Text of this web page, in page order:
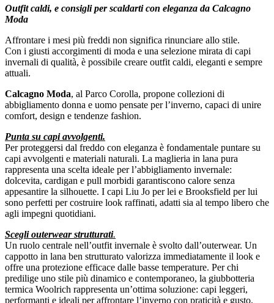
Outfit caldi, e consigli per scaldarti con eleganza da Calcagno
Moda
Affrontare i mesi più freddi non significa rinunciare allo stile.
Con i giusti accorgimenti di moda e una selezione mirata di capi
invernali di qualità, è possibile creare outfit caldi, eleganti e sempre
attuali.
Calcagno Moda, al Parco Corolla, propone collezioni di
abbigliamento donna e uomo pensate per l’inverno, capaci di unire
comfort, design e tendenze fashion.
Punta su capi avvolgenti.
Per proteggersi dal freddo con eleganza è fondamentale puntare su
capi avvolgenti e materiali naturali. La maglieria in lana pura
rappresenta una scelta ideale per l’abbigliamento invernale:
dolcevita, cardigan e pull morbidi garantiscono calore senza
appesantire la silhouette. I capi Liu Jo per lei e Brooksfield per lui
sono perfetti per costruire look raffinati, adatti sia al tempo libero che
agli impegni quotidiani.
Scegli outerwear strutturati.
Un ruolo centrale nell’outfit invernale è svolto dall’outerwear. Un
cappotto in lana ben strutturato valorizza immediatamente il look e
offre una protezione efficace dalle basse temperature. Per chi
predilige uno stile più dinamico e contemporaneo, la giubbotteria
termica Woolrich rappresenta un’ottima soluzione: capi leggeri,
performanti e ideali per affrontare l’inverno con praticità e gusto.